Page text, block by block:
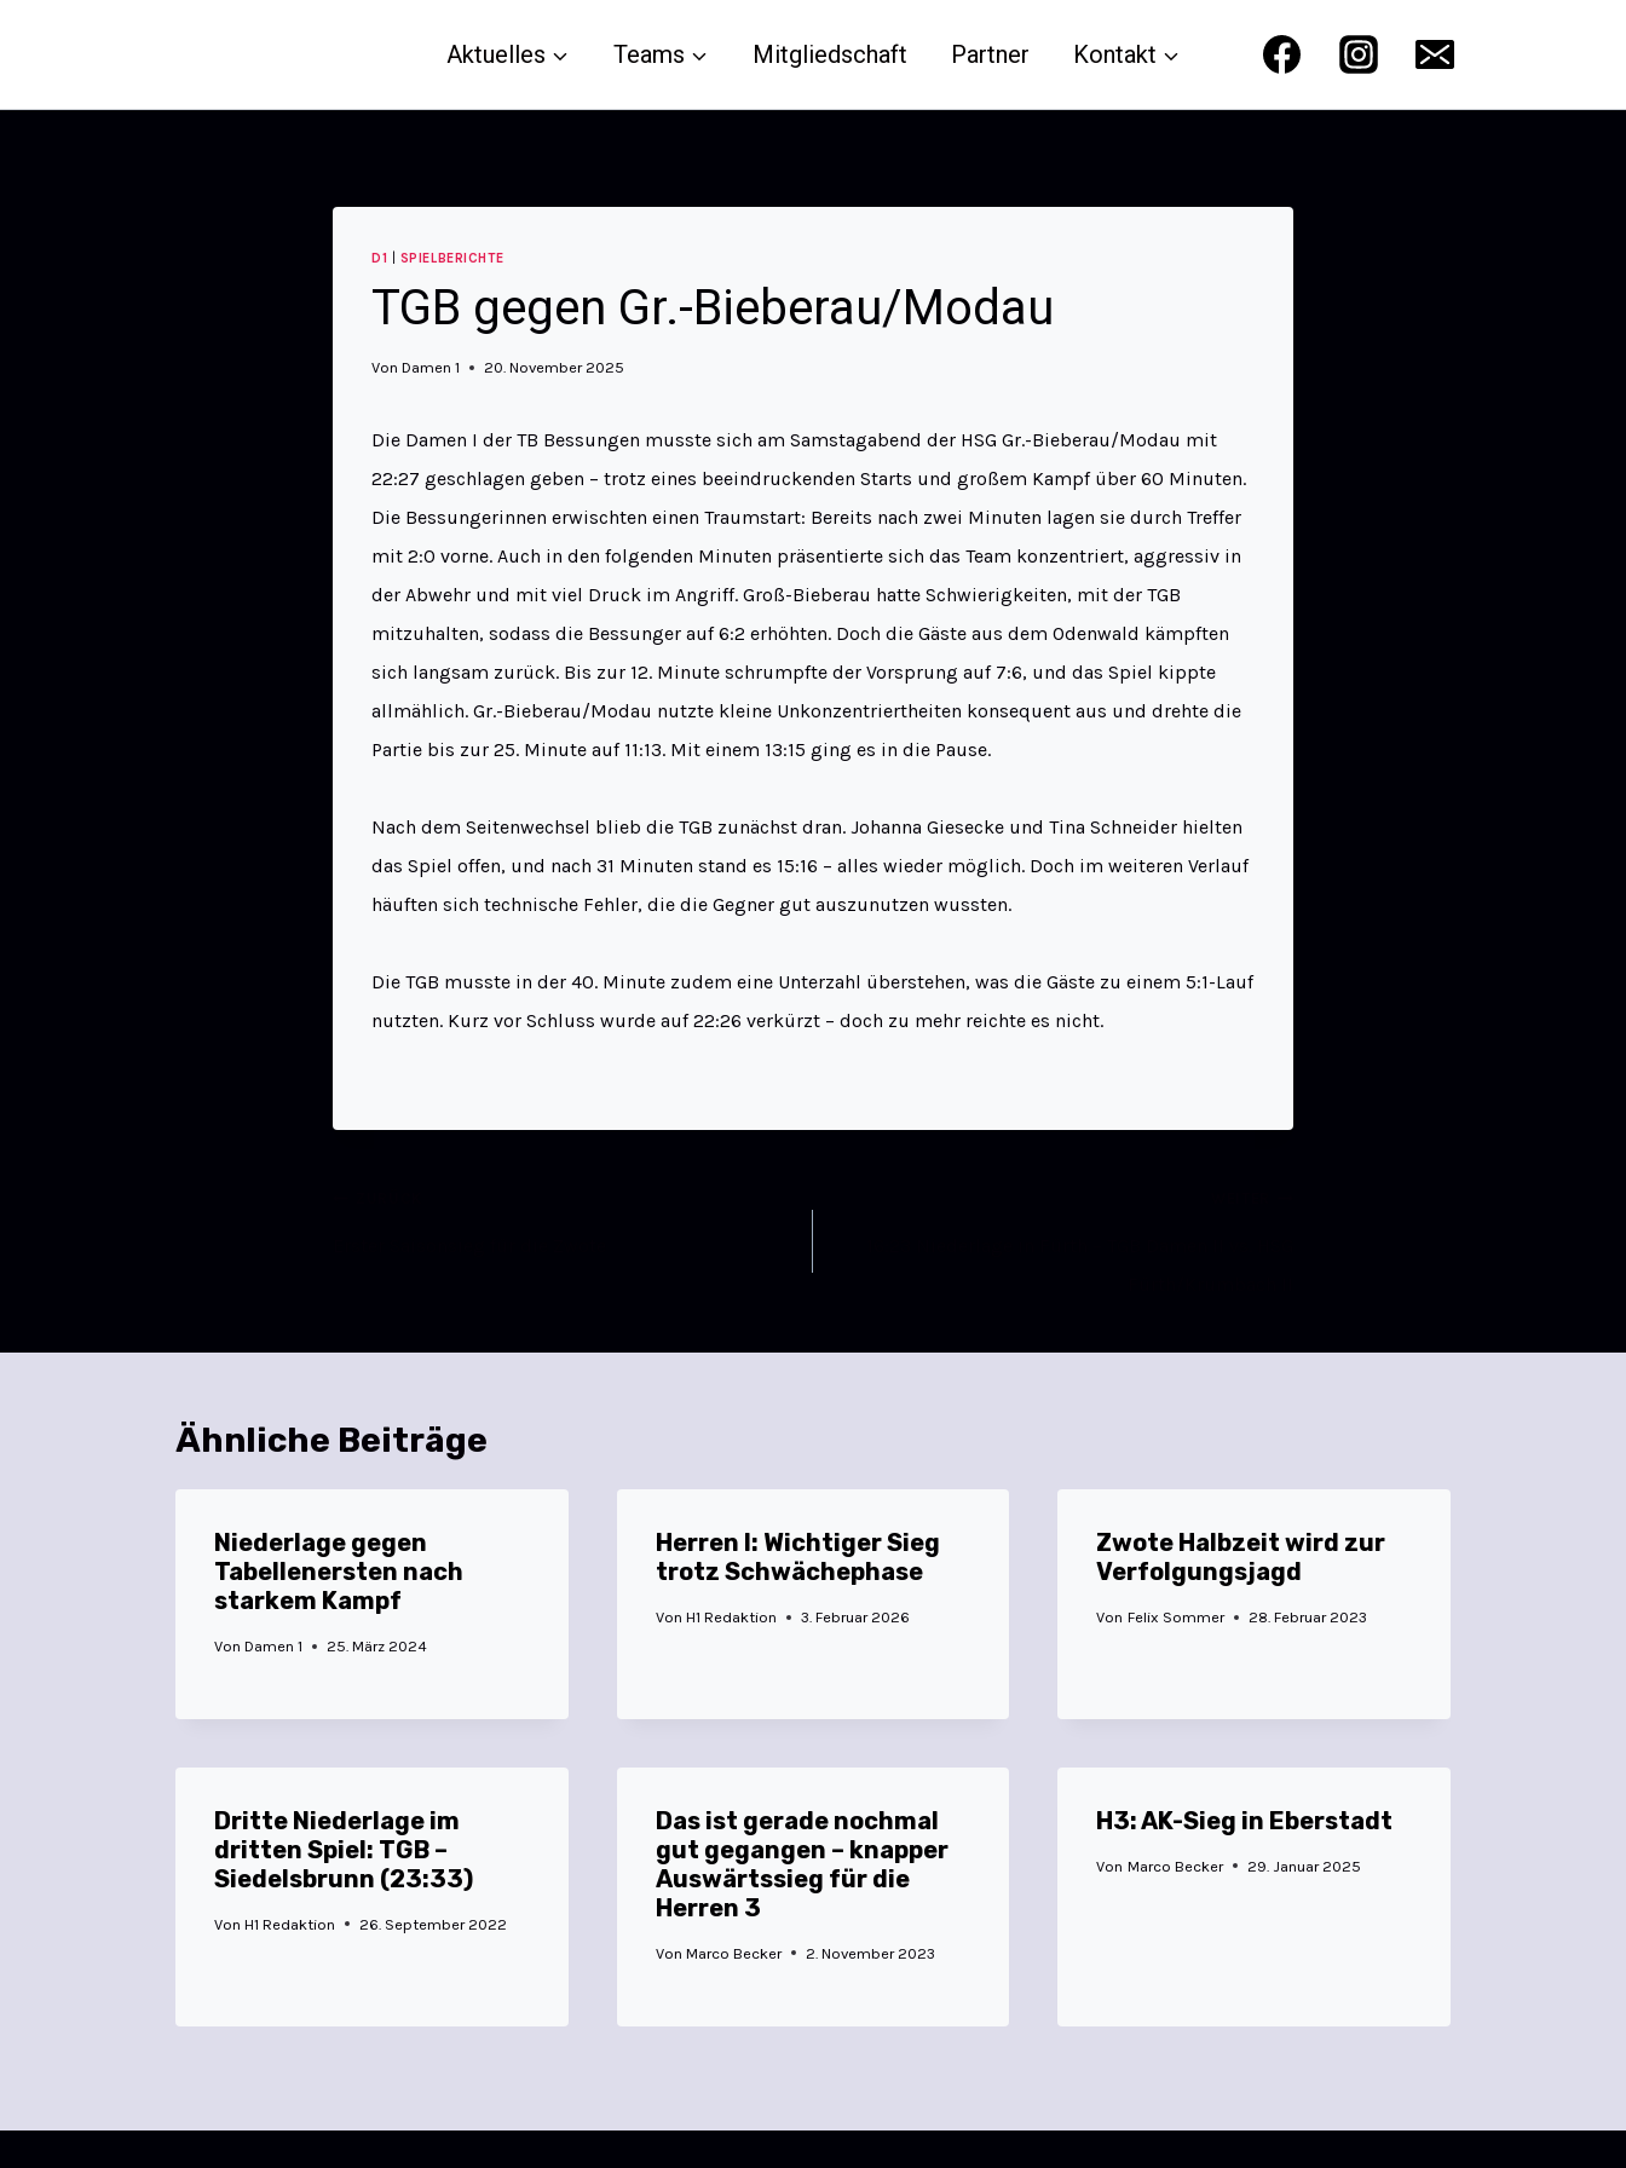
Aktuelles Teams Mitgliedschaft Partner Kontakt
D1 SPIELBERICHTE
TGB gegen Gr.-Bieberau/Modau
Von Damen 1 20. November 2025
Die Damen I der TB Bessungen musste sich am Samstagabend der HSG Gr.-Bieberau/Modau mit
22:27 geschlagen geben – trotz eines beeindruckenden Starts und großem Kampf über 60 Minuten.
Die Bessungerinnen erwischten einen Traumstart: Bereits nach zwei Minuten lagen sie durch Treffer
mit 2:0 vorne. Auch in den folgenden Minuten präsentierte sich das Team konzentriert, aggressiv in
der Abwehr und mit viel Druck im Angriff. Groß-Bieberau hatte Schwierigkeiten, mit der TGB
mitzuhalten, sodass die Bessunger auf 6:2 erhöhten. Doch die Gäste aus dem Odenwald kämpften
sich langsam zurück. Bis zur 12. Minute schrumpfte der Vorsprung auf 7:6, und das Spiel kippte
allmählich. Gr.-Bieberau/Modau nutzte kleine Unkonzentriertheiten konsequent aus und drehte die
Partie bis zur 25. Minute auf 11:13. Mit einem 13:15 ging es in die Pause.
Nach dem Seitenwechsel blieb die TGB zunächst dran. Johanna Giesecke und Tina Schneider hielten
das Spiel offen, und nach 31 Minuten stand es 15:16 – alles wieder möglich. Doch im weiteren Verlauf
häuften sich technische Fehler, die die Gegner gut auszunutzen wussten.
Die TGB musste in der 40. Minute zudem eine Unterzahl überstehen, was die Gäste zu einem 5:1-Lauf
nutzten. Kurz vor Schluss wurde auf 22:26 verkürzt – doch zu mehr reichte es nicht.
Ähnliche Beiträge
Niederlage gegen
Tabellenersten nach
starkem Kampf
Von Damen 1 25. März 2024
Herren I: Wichtiger Sieg
trotz Schwächephase
Von H1 Redaktion 3. Februar 2026
Zwote Halbzeit wird zur
Verfolgungsjagd
Von Felix Sommer 28. Februar 2023
Dritte Niederlage im
dritten Spiel: TGB –
Siedelsbrunn (23:33)
Von H1 Redaktion 26. September 2022
Das ist gerade nochmal
gut gegangen – knapper
Auswärtssieg für die
Herren 3
Von Marco Becker 2. November 2023
H3: AK-Sieg in Eberstadt
Von Marco Becker 29. Januar 2025